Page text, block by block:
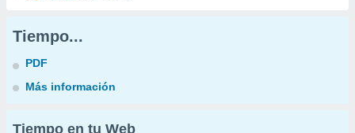
Tiempo...
PDF
Más información
Tiempo en tu Web